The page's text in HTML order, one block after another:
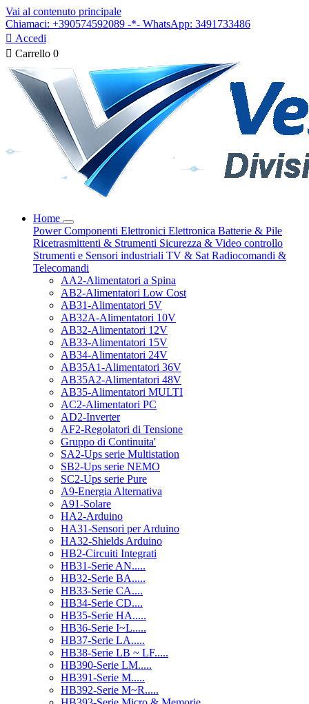
Vai al contenuto principale
Chiamaci: +390574592089 -*- WhatsApp: 3491733486
 Accedi
 Carrello 0
Home
PowerComponenti Elettronici Elettronica Batterie & Pile
Ricetrasmittenti & Strumenti Sicurezza & Video controllo
Strumenti e Sensori industriali TV & Sat Radiocomandi &
Telecomandi
AA2-Alimentatori a Spina
AB2-Alimentatori Low Cost
AB31-Alimentatori 5V
AB32A-Alimentatori 10V
AB32-Alimentatori 12V
AB33-Alimentatori 15V
AB34-Alimentatori 24V
AB35A1-Alimentatori 36V
AB35A2-Alimentatori 48V
AB35-Alimentatori MULTI
AC2-Alimentatori PC
AD2-Inverter
AF2-Regolatori di Tensione
Gruppo di Continuita'
SA2-Ups serie Multistation
SB2-Ups serie NEMO
SC2-Ups serie Pure
A9-Energia Alternativa
A91-Solare
HA2-Arduino
HA31-Sensori per Arduino
HA32-Shields Arduino
HB2-Circuiti Integrati
HB31-Serie AN.....
HB32-Serie BA.....
HB33-Serie CA....
HB34-Serie CD....
HB35-Serie HA.....
HB36-Serie I~L.....
HB37-Serie LA.....
HB38-Serie LB ~ LF.....
HB390-Serie LM.....
HB391-Serie M.....
HB392-Serie M~R.....